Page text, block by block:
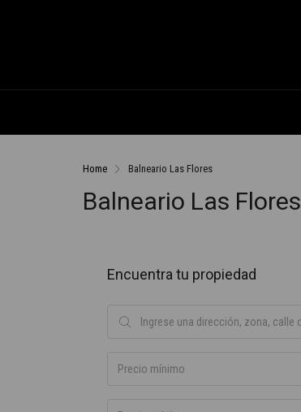
Home Balneario Las Flores
Balneario Las Flores
Encuentra tu propiedad